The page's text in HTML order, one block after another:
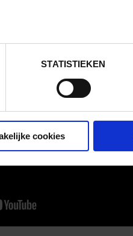
STATISTIEKEN
cookies